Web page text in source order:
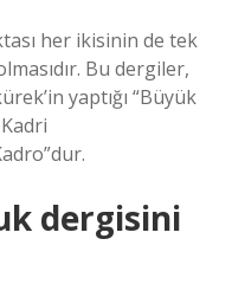
her ikisinin de tek
Bu dergiler,
yaptığı “Büyük
dergisini